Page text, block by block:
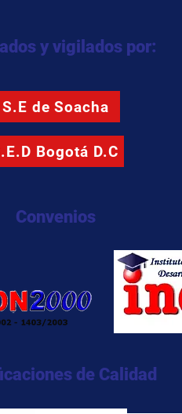
y vigilados por:
S.E de Soacha
Bogotá D.C
Convenios
de Calidad